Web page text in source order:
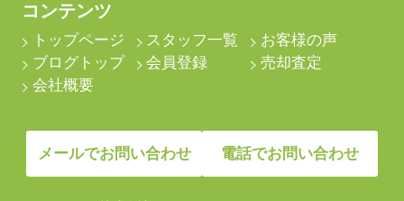
コンテンツ
トップページ スタッフ一覧
お客様の声
ブログトップ
会員登録
売却査定
会社概要
メールでお問い合わせ 電話でお問い合わせ